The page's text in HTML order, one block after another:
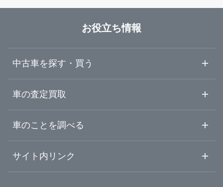
ガリバー久留米みやき店
唐津・伊万里
大分県
宮崎県
鹿児島県
お役立ち情報
中古車を探す・買う
中古車情報・中古車検索
初めての中古車購入ガイド
車の査定買取
車査定・車買取ならガリバー
ガリバーの査定が選ばれる理由
車のことを調べる
車初心者まとめ
サイト内リンク